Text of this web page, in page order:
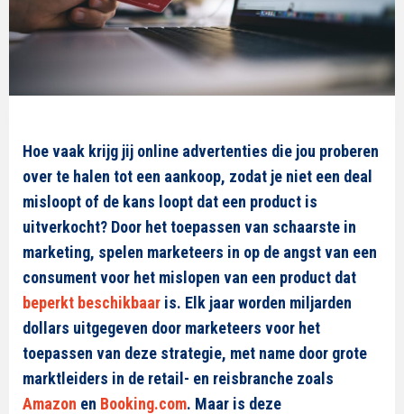
Hoe vaak krijg jij online advertenties die jou proberen
over te halen tot een aankoop, zodat je niet een deal
misloopt of de kans loopt dat een product is
uitverkocht? Door het toepassen van schaarste in
marketing, spelen marketeers in op de angst van een
consument voor het mislopen van een product dat
beperkt beschikbaar is. Elk jaar worden miljarden
dollars uitgegeven door marketeers voor het
toepassen van deze strategie, met name door grote
marktleiders in de retail- en reisbranche zoals
Amazon en Booking.com. Maar is deze